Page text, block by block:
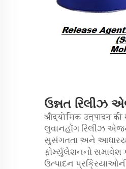
ઉન્નત રિલીઝ
औद्योगिक उत्पादन की
લુવાનહોંગ રિલીઝ
સુસંગતતા અને
ફોર્મ્યુલેશનનો સમાવેશ
ઉત્પાદન